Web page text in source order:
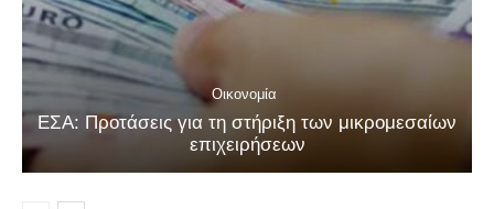
Οικονομία
ΕΣΑ: Προτάσεις για τη στήριξη των μικρομεσαίων
επιχειρήσεων